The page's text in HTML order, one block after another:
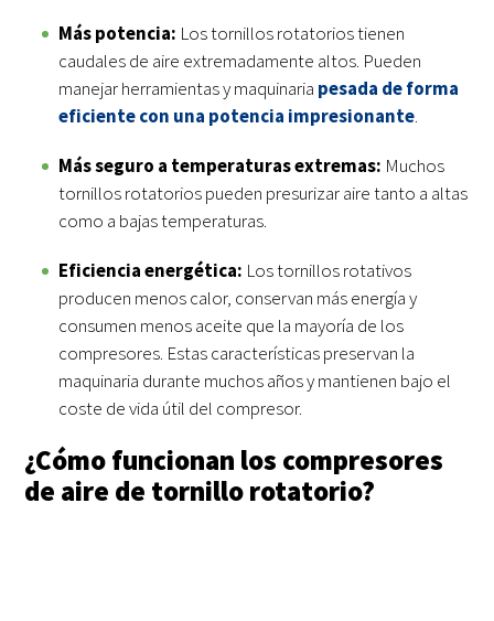
Más potencia: Los tornillos rotatorios tienen
caudales de aire extremadamente altos. Pueden
manejar herramientas y maquinaria pesada de forma
eficiente con una potencia impresionante.
Más seguro a temperaturas extremas: Muchos
tornillos rotatorios pueden presurizar aire tanto a altas
como a bajas temperaturas.
Eficiencia energética: Los tornillos rotativos
producen menos calor, conservan más energía y
consumen menos aceite que la mayoría de los
compresores. Estas características preservan la
maquinaria durante muchos años y mantienen bajo el
coste de vida útil del compresor.
¿Cómo funcionan los compresores
de aire de tornillo rotatorio?